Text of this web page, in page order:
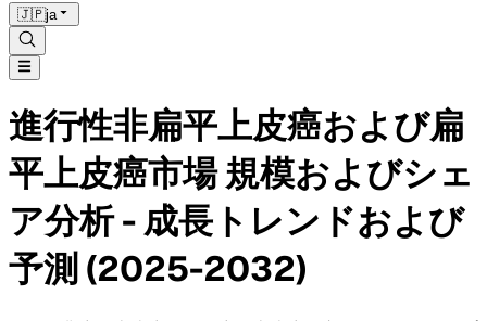
🇯🇵ja
進行性非扁平上皮癌および扁
平上皮癌市場 規模およびシェ
ア分析 - 成長トレンドおよび
予測 (2025-2032)